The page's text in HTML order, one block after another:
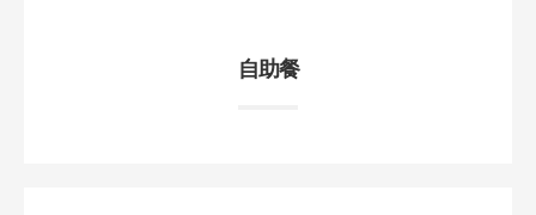
自助餐